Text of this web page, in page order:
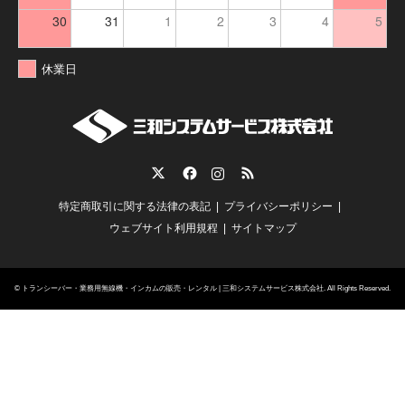
30 31 1 2 3 4 5
休業日
RSS
特定商取引に関する法律の表記
プライバシーポリシー
ウェブサイト利用規程
サイトマップ
© トランシーバー・業務用無線機・インカムの販売・レンタル | 三和システムサービス株式会社. All Rights Reserved.